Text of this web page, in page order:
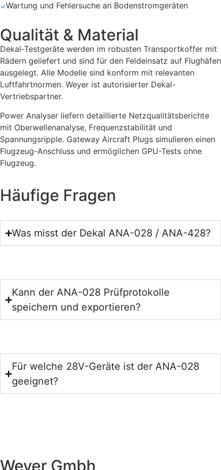
✓Wartung und Fehlersuche an Bodenstromgeräten
Qualität & Material
Dekal-Testgeräte werden im robusten Transportkoffer mit
Rädern geliefert und sind für den Feldeinsatz auf Flughäfen
ausgelegt. Alle Modelle sind konform mit relevanten
Luftfahrtnormen. Weyer ist autorisierter Dekal-
Vertriebspartner.
Power Analyser liefern detaillierte Netzqualitätsberichte
mit Oberwellenanalyse, Frequenzstabilität und
Spannungsripple. Gateway Aircraft Plugs simulieren einen
Flugzeug-Anschluss und ermöglichen GPU-Tests ohne
Flugzeug.
Häufige Fragen
Was misst der Dekal ANA-028 / ANA-428?
Kann der ANA-028 Prüfprotokolle
speichern und exportieren?
Für welche 28V-Geräte ist der ANA-028
geeignet?
Weyer Gmbh